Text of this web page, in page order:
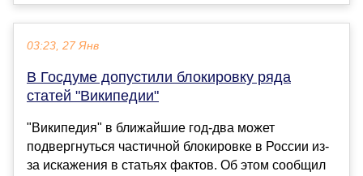
03:23, 27 Янв
В Госдуме допустили блокировку ряда
статей "Википедии"
"Википедия" в ближайшие год-два может
подвергнуться частичной блокировке в России из-
за искажения в статьях фактов. Об этом сообщил